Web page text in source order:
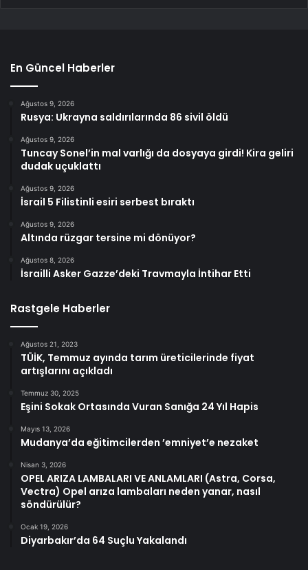
En Güncel Haberler
Ağustos 9, 2026
Rusya: Ukrayna saldırılarında 86 sivil öldü
Ağustos 9, 2026
Tuncay Sonel’in mal varlığı da dosyaya girdi! Kira geliri
dudak uçuklattı
Ağustos 9, 2026
İsrail 5 Filistinli esiri serbest bıraktı
Ağustos 9, 2026
Altında rüzgar tersine mi dönüyor?
Ağustos 8, 2026
İsrailli Asker Gazze’deki Travmayla İntihar Etti
Rastgele Haberler
Ağustos 21, 2023
TÜİK, Temmuz ayında tarım üreticilerinde fiyat
artışlarını açıkladı
Temmuz 30, 2025
Eşini Sokak Ortasında Vuran Sanığa 24 Yıl Hapis
Mayıs 13, 2026
Mudanya’da eğitimcilerden ’emniyet’e nezaket
Nisan 3, 2026
OPEL ARIZA LAMBALARI VE ANLAMLARI (Astra, Corsa,
Vectra) Opel arıza lambaları neden yanar, nasıl
söndürülür?
Ocak 19, 2026
Diyarbakır’da 64 Suçlu Yakalandı